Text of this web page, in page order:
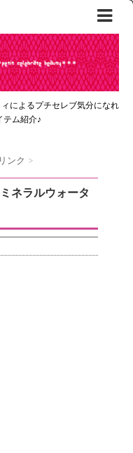
によるプチセレブ気分になれ
テム紹介♪
ンク >
ネラルウォータ